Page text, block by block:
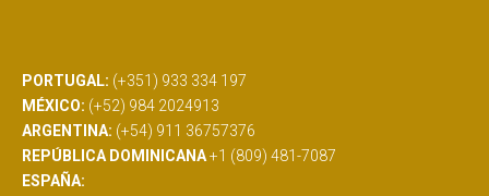
PORTUGAL: (+351) 933 334 197
MÉXICO: (+52) 984 2024913
ARGENTINA: (+54) 911 36757376
REPÚBLICA DOMINICANA+1 (809) 481-7087
ESPAÑA: